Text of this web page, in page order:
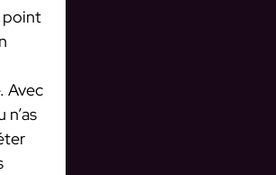
point
Avec